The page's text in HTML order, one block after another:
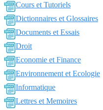
Cours et Tutoriels
Dictionnaires et Glossaires
Documents et Essais
Droit
Economie et Finance
Environnement et Ecologie
Informatique
Lettres et Memoires